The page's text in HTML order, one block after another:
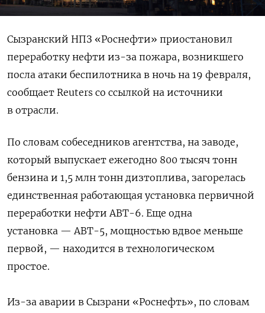
Сызранский НПЗ «Роснефти» приостановил
переработку нефти из-за пожара, возникшего
посла атаки беспилотника в ночь на 19 февраля,
сообщает Reuters со ссылкой на источники
в отрасли.
По словам собеседников агентства, на заводе,
который выпускает ежегодно 800 тысяч тонн
бензина и 1,5 млн тонн дизтоплива, загорелась
единственная работающая установка первичной
переработки нефти АВТ-6. Еще одна
установка — АВТ-5, мощностью вдвое меньше
первой, — находится в технологическом
простое.
Из-за аварии в Сызрани «Роснефть», по словам